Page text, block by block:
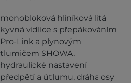
monobloková hliníková litá
kyvná vidlice s přepákováním
Pro-Link a plynovým
tlumičem SHOWA,
hydraulické nastavení
předpětí a útlumu, dráha osy